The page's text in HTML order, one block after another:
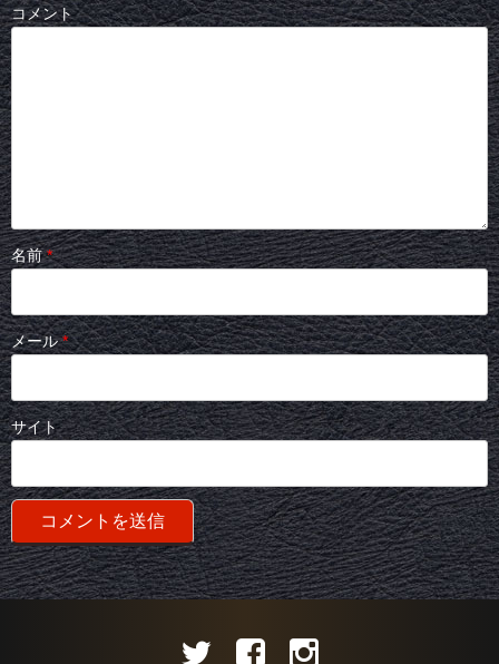
コメント
名前*
メール*
サイト